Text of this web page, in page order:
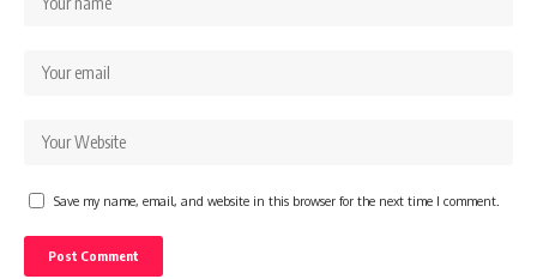
Save my name, email, and website in this browser for the next time I comment.